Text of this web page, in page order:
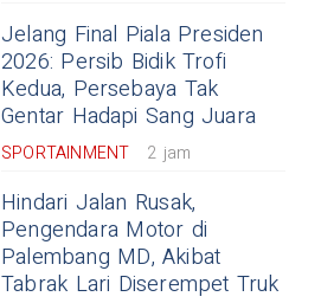
Jelang Final Piala Presiden
2026: Persib Bidik Trofi
Kedua, Persebaya Tak
Gentar Hadapi Sang Juara
SPORTAINMENT 2 jam
Hindari Jalan Rusak,
Pengendara Motor di
Palembang MD, Akibat
Tabrak Lari Diserempet Truk